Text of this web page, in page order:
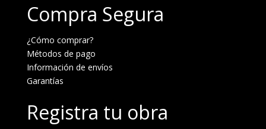
Compra Segura
¿Cómo comprar?
Métodos de pago
Información de envíos
Garantías
Registra tu obra